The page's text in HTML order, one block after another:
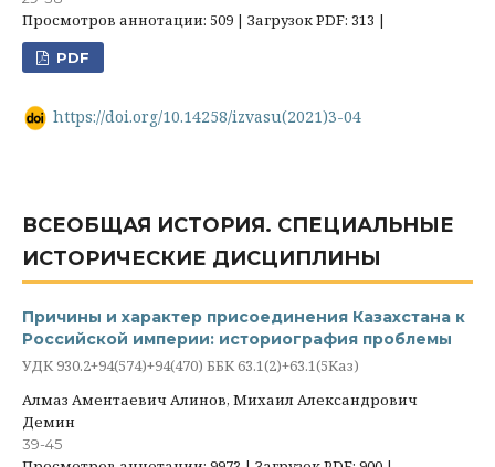
Просмотров аннотации: 509 | Загрузок PDF: 313 |
PDF
https://doi.org/10.14258/izvasu(2021)3-04
ВСЕОБЩАЯ ИСТОРИЯ. СПЕЦИАЛЬНЫЕ
ИСТОРИЧЕСКИЕ ДИСЦИПЛИНЫ
Причины и характер присоединения Казахстана к
Российской империи: историография проблемы
УДК 930.2+94(574)+94(470) ББК 63.1(2)+63.1(5Каз)
Алмаз Аментаевич Алинов, Михаил Александрович
Демин
39-45